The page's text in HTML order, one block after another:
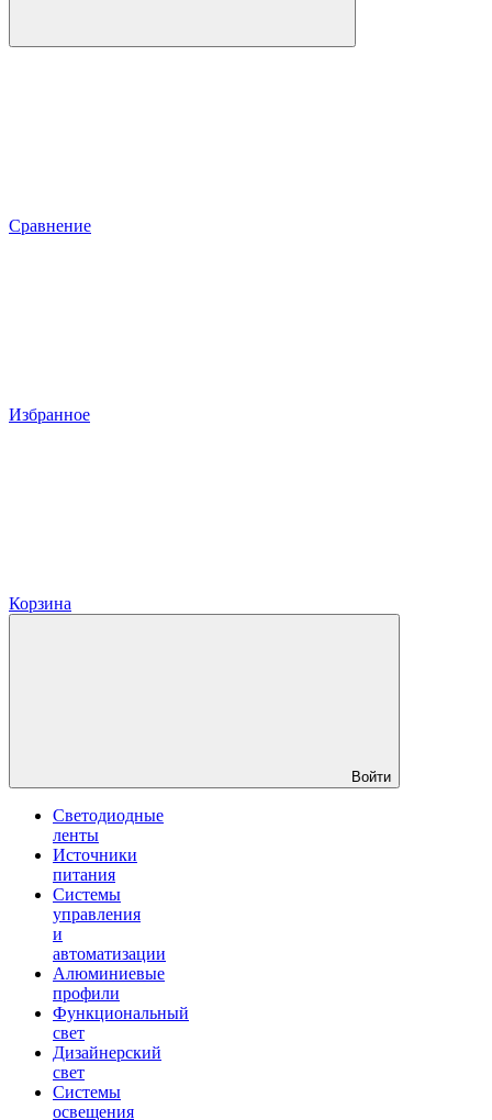
Сравнение
Избранное
Корзина
Войти
Светодиодные
ленты
Источники
питания
Системы
управления
и
автоматизации
Алюминиевые
профили
Функциональный
свет
Дизайнерский
свет
Системы
освещения